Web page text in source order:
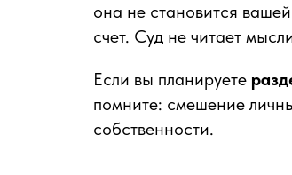
она не становится
счет. Суд не читает
Если вы планируете
помните: смешение
собственности.